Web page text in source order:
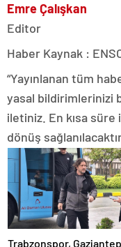
Emre Çalışkan
Editor
Haber Kaynak :
“Yayınlanan tüm
yasal bildirimlerinizi
iletiniz. En kısa
dönüş
Trabzonspor,